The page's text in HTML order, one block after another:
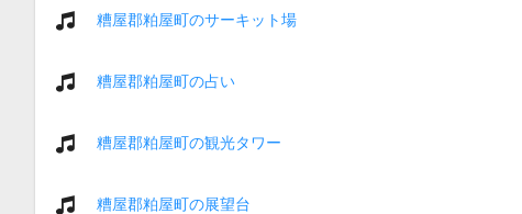
糟屋郡粕屋町のサーキット場
糟屋郡粕屋町の占い
糟屋郡粕屋町の観光タワー
糟屋郡粕屋町の展望台